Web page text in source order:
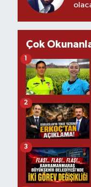
Çok
1
2
3